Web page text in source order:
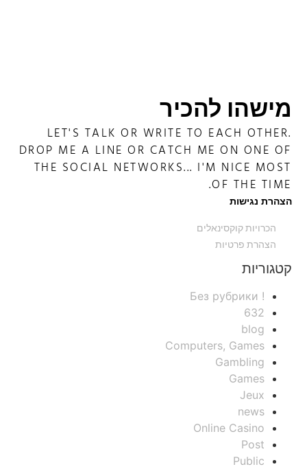
מישהו להכיר
LET'S TALK OR WRITE TO EACH OTHER.
DROP ME A LINE OR CATCH ME ON ONE OF
THE SOCIAL NETWORKS... I'M NICE MOST
OF THE TIME.
הצהרת נגישות
הכרויות קוקסינאלים
הצהרת פרטיות
קטגוריות
! Без рубрики
632
blog
Computers, Games
Gambling
Games
Jeux
news
Online Casino
Post
Public